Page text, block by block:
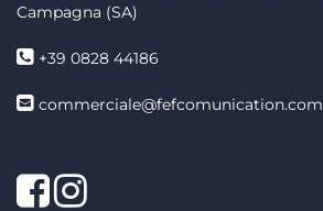
Campagna (SA)
+39 0828 44186
commerciale@fefcomunication.com
Facebook
Twitter